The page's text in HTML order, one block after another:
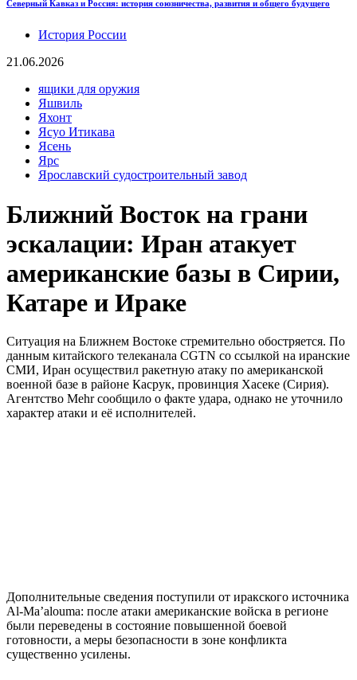
Северный Кавказ и Россия: история союзничества, развития и общего будущего
История России
21.06.2026
ящики для оружия
Яшвиль
Яхонт
Ясуо Итикава
Ясень
Ярс
Ярославский судостроительный завод
Ближний Восток на грани
эскалации: Иран атакует
американские базы в Сирии,
Катаре и Ираке
Ситуация на Ближнем Востоке стремительно обостряется. По
данным китайского телеканала CGTN со ссылкой на иранские
СМИ, Иран осуществил ракетную атаку по американской
военной базе в районе Касрук, провинция Хасеке (Сирия).
Агентство Mehr сообщило о факте удара, однако не уточнило
характер атаки и её исполнителей.
Дополнительные сведения поступили от иракского источника
Al-Ma’alouma: после атаки американские войска в регионе
были переведены в состояние повышенной боевой
готовности, а меры безопасности в зоне конфликта
существенно усилены.